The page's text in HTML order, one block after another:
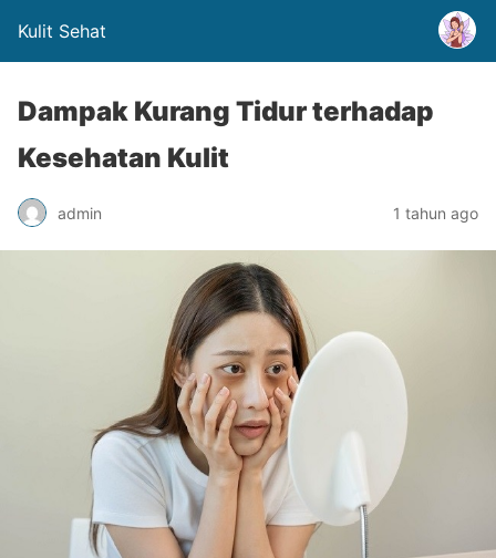
Kulit Sehat
Dampak Kurang Tidur terhadap
Kesehatan Kulit
admin 1 tahun ago